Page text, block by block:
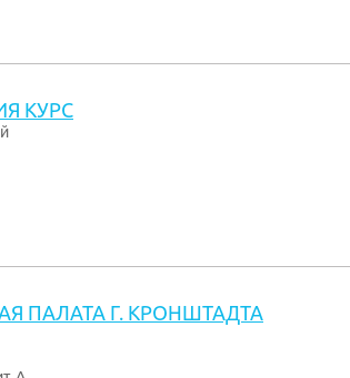
КУРС
ПАЛАТА Г. КРОНШТАДТА